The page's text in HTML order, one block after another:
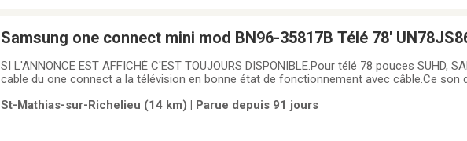
Samsung one connect mini mod BN96-35817B Télé 78'
SI L'ANNONCE EST AFFICHÉ C'EST TOUJOURS DISPONIBLE.Pour télé 78 pouces SUHD,
cable du one connect a la télévision en bonne état de fonctionnement avec câble.Ce son
St-Mathias-sur-Richelieu (14 km) | Parue depuis 91 jours